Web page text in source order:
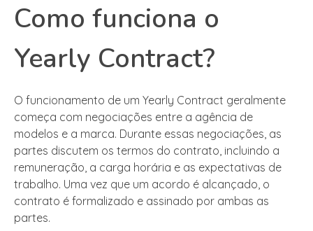
Como funciona o
Yearly Contract?
O funcionamento de um Yearly Contract geralmente
começa com negociações entre a agência de
modelos e a marca. Durante essas negociações, as
partes discutem os termos do contrato, incluindo a
remuneração, a carga horária e as expectativas de
trabalho. Uma vez que um acordo é alcançado, o
contrato é formalizado e assinado por ambas as
partes.